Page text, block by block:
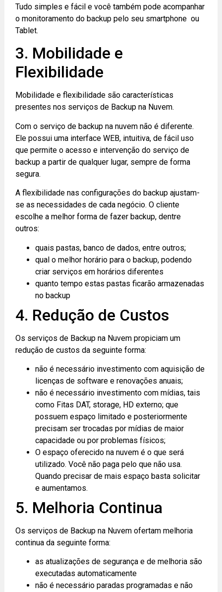
Tudo simples e fácil e você também pode acompanhar
o monitoramento do backup pelo seu smartphone ou
Tablet.
3. Mobilidade e
Flexibilidade
Mobilidade e flexibilidade são características
presentes nos serviços de Backup na Nuvem.
Com o serviço de backup na nuvem não é diferente.
Ele possui uma interface WEB, intuitiva, de fácil uso
que permite o acesso e intervenção do serviço de
backup a partir de qualquer lugar, sempre de forma
segura.
A flexibilidade nas configurações do backup ajustam-
se as necessidades de cada negócio. O cliente
escolhe a melhor forma de fazer backup, dentre
outros:
quais pastas, banco de dados, entre outros;
qual o melhor horário para o backup, podendo
criar serviços em horários diferentes
quanto tempo estas pastas ficarão armazenadas
no backup
4. Redução de Custos
Os serviços de Backup na Nuvem propiciam um
redução de custos da seguinte forma:
não é necessário investimento com aquisição de
licenças de software e renovações anuais;
não é necessário investimento com mídias, tais
como Fitas DAT, storage, HD externo; que
possuem espaço limitado e posteriormente
precisam ser trocadas por mídias de maior
capacidade ou por problemas físicos;
O espaço oferecido na nuvem é o que será
utilizado. Você não paga pelo que não usa.
Quando precisar de mais espaço basta solicitar
e aumentamos.
5. Melhoria Continua
Os serviços de Backup na Nuvem ofertam melhoria
continua da seguinte forma:
as atualizações de segurança e de melhoria são
executadas automaticamente
não é necessário paradas programadas e não